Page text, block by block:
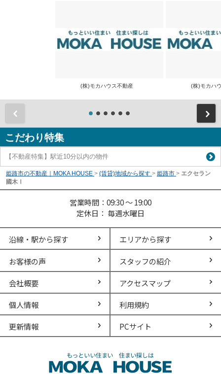
(株)モカハウス不動産 (株)モカハ
こだわり特集
【不動産特集】駅近10分以内の物件
姫路市の不動産｜MOKA HOUSE > (賃貸)地域から探す > 姫路市 > エクセラン
國木Ⅰ
営業時間：09:30 ～ 19:00
定休日： 毎週水曜日
沿線・駅から探す エリアから探す
お客様の声 スタッフの紹介
会社概要 アクセスマップ
個人情報 利用規約
更新情報 PCサイト